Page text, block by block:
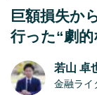
#フィナンシャル
#老後 #データ・
巨額損失か
行った“劇
若山 卓
金融ライ